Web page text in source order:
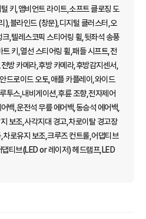
키,앰비언트 라이트,소프트 클로징 도
),블라인드 (창문),디지털 클러스터,오
,텔레스코픽 스티어링 휠,뒷좌석 송풍
키,열선 스티어링 휠,패들 시프트,전
방 카메라,후방 카메라,후방감지센서,
드로이드 오토,애플 카플레이,와이드
투스,내비게이션,후륜 조향,전자제어
백,운전석 무릎 에어백,동승석 에어백,
보조,사각지대 경고,차로이탈 경고장
로유지 보조,크루즈 컨트롤,어댑티브
티브(LED or 레이저) 헤드램프,LED